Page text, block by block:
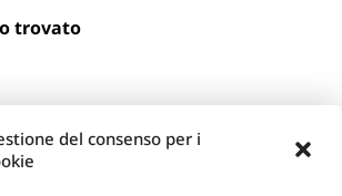
del consenso per i
trovato